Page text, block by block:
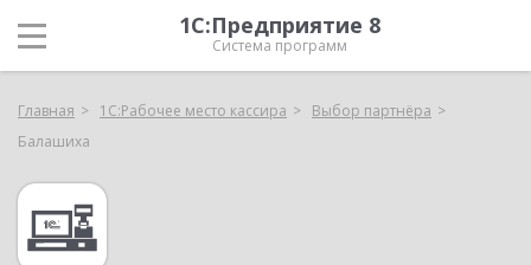
1С:Предприятие 8
Система программ
Главная 1С:Рабочее место кассира
Выбор партнёра
Балашиха